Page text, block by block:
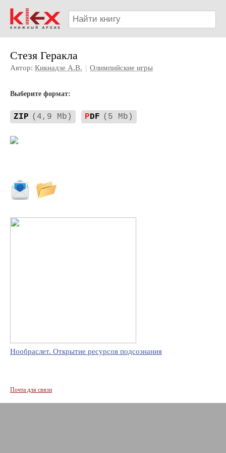
Стезя Геракла
Автор: Кикнадзе А.В. | Олимпийские игры
Выберите формат:
ZIP (4,9 Mb) PDF (5 Mb)
Нообраслет. Открытие ресурсов подсознания
Почта для связи